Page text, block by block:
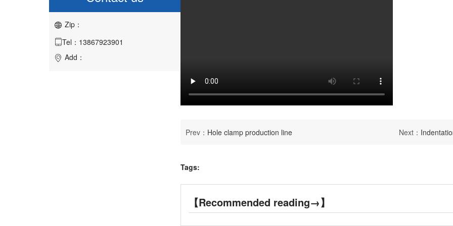
 Zip：
Tel：13867923901
 Add：
Prev： Hole clamp production line Next：
Tags:
【Recommended reading→】